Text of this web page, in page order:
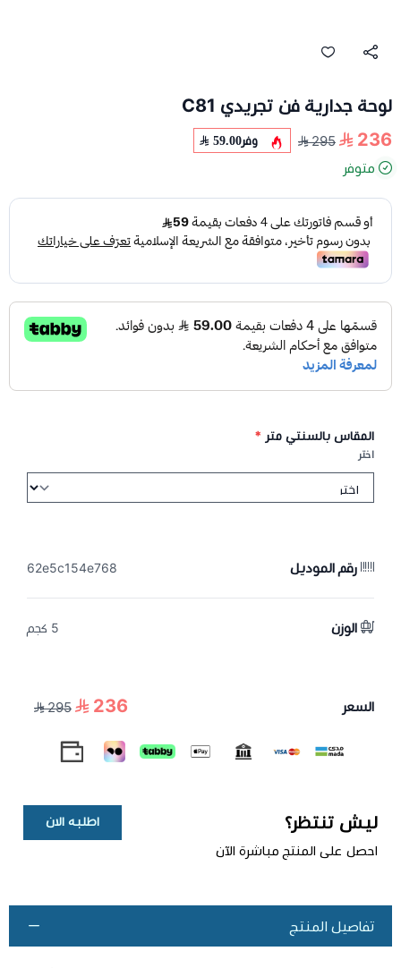
لوحة جدارية فن تجريدي C81
236
295 وفر59.00
متوفر
المقاس بالسنتي متر *
اختر
رقم الموديل 62e5c154e768
الوزن 5 كجم
السعر 236
295
ليش تنتظر؟
احصل على المنتج مباشرة الآن
اطلبه الان
تفاصيل المنتج